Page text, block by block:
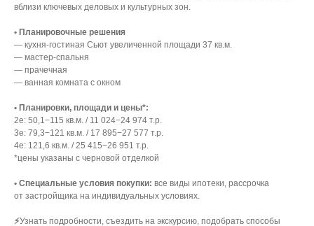
вблизи ключевых деловых и культурных зон.
• Планировочные решения
— кухня-гостиная Сьют увеличенной площади 37 кв.м.
— мастер-спальня
— прачечная
— ванная комната с окном
• Планировки, площади и цены*:
2е: 50,1−115 кв.м. / 11 024−24 974 т.р.
3е: 79,3−121 кв.м. / 17 895−27 577 т.р.
4е: 121,6 кв.м. / 25 415−26 951 т.р.
*цены указаны с черновой отделкой
• Специальные условия покупки: все виды ипотеки, рассрочка
от застройщика на индивидуальных условиях.
⚡️Узнать подробности, съездить на экскурсию, подобрать способы